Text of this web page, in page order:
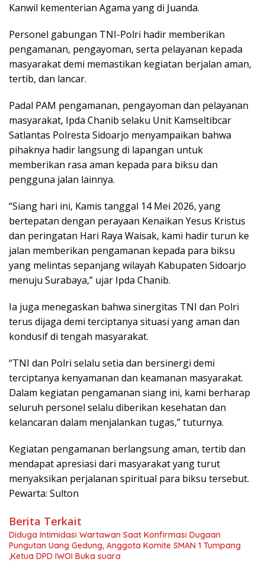
Kanwil kementerian Agama yang di Juanda.
Personel gabungan TNI-Polri hadir memberikan
pengamanan, pengayoman, serta pelayanan kepada
masyarakat demi memastikan kegiatan berjalan aman,
tertib, dan lancar.
Padal PAM pengamanan, pengayoman dan pelayanan
masyarakat, Ipda Chanib selaku Unit Kamseltibcar
Satlantas Polresta Sidoarjo menyampaikan bahwa
pihaknya hadir langsung di lapangan untuk
memberikan rasa aman kepada para biksu dan
pengguna jalan lainnya.
“Siang hari ini, Kamis tanggal 14 Mei 2026, yang
bertepatan dengan perayaan Kenaikan Yesus Kristus
dan peringatan Hari Raya Waisak, kami hadir turun ke
jalan memberikan pengamanan kepada para biksu
yang melintas sepanjang wilayah Kabupaten Sidoarjo
menuju Surabaya,” ujar Ipda Chanib.
Ia juga menegaskan bahwa sinergitas TNI dan Polri
terus dijaga demi terciptanya situasi yang aman dan
kondusif di tengah masyarakat.
“TNI dan Polri selalu setia dan bersinergi demi
terciptanya kenyamanan dan keamanan masyarakat.
Dalam kegiatan pengamanan siang ini, kami berharap
seluruh personel selalu diberikan kesehatan dan
kelancaran dalam menjalankan tugas,” tuturnya.
Kegiatan pengamanan berlangsung aman, tertib dan
mendapat apresiasi dari masyarakat yang turut
menyaksikan perjalanan spiritual para biksu tersebut.
Pewarta: Sulton
Berita Terkait
Diduga Intimidasi Wartawan Saat Konfirmasi Dugaan
Pungutan Uang Gedung, Anggota Komite SMAN 1 Tumpang
,Ketua DPD IWOI Buka suara